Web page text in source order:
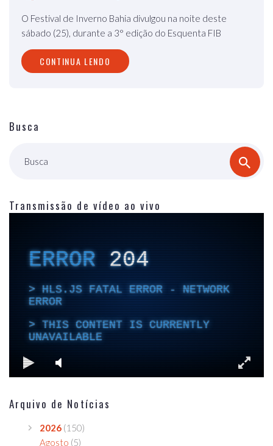
O Festival de Inverno Bahia divulgou na noite deste
sábado (25), durante a 3° edição do Esquenta FIB
CONTINUA LENDO
Busca
Busca
Transmissão de vídeo ao vivo
Arquivo de Notícias
2026 (150)
Agosto (5)